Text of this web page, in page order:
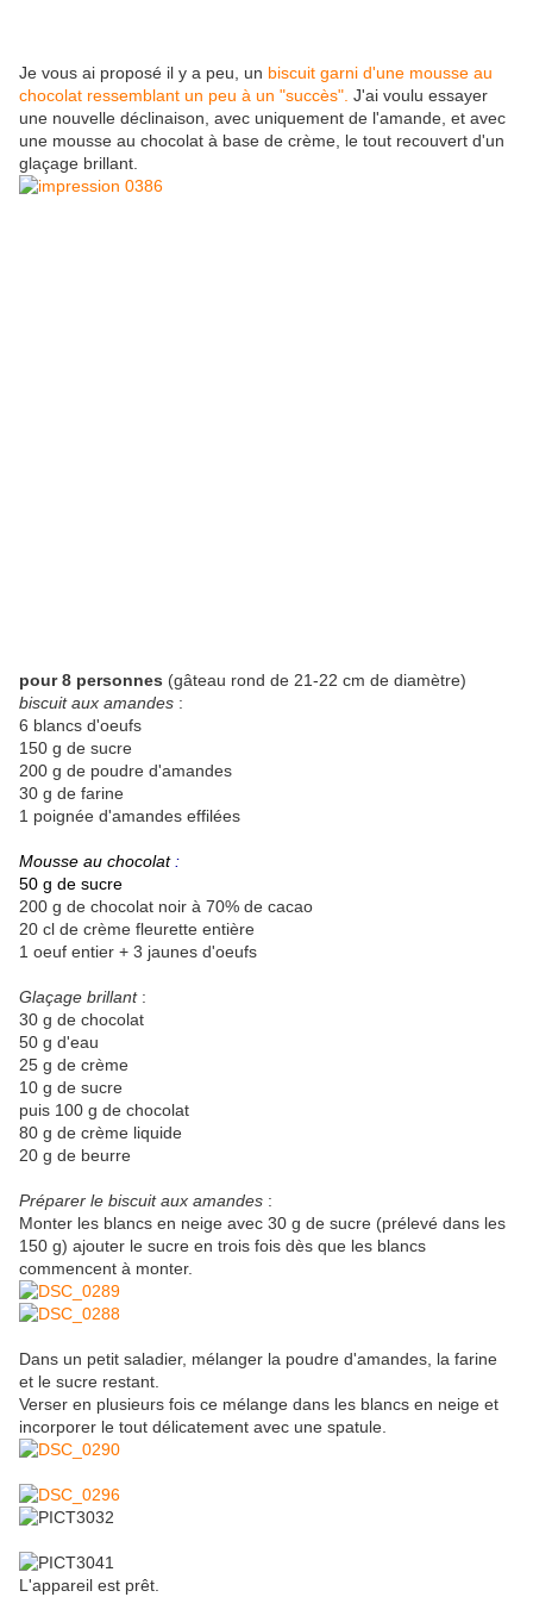
Je vous ai proposé il y a peu, un biscuit garni d'une mousse au
chocolat ressemblant un peu à un "succès". J'ai voulu essayer
une nouvelle déclinaison, avec uniquement de l'amande, et avec
une mousse au chocolat à base de crème, le tout recouvert d'un
glaçage brillant.
pour 8 personnes (gâteau rond de 21-22 cm de diamètre)
biscuit aux amandes :
6 blancs d'oeufs
150 g de sucre
200 g de poudre d'amandes
30 g de farine
1 poignée d'amandes effilées
Mousse au chocolat:
50 g de sucre
200 g de chocolat noir à 70% de cacao
20 cl de crème fleurette entière
1 oeuf entier + 3 jaunes d'oeufs
Glaçage brillant:
30 g de chocolat
50 g d'eau
25 g de crème
10 g de sucre
puis 100 g de chocolat
80 g de crème liquide
20 g de beurre
Préparer le biscuit aux amandes :
Monter les blancs en neige avec 30 g de sucre (prélevé dans les
150 g) ajouter le sucre en trois fois dès que les blancs
commencent à monter.
Dans un petit saladier, mélanger la poudre d'amandes, la farine
et le sucre restant.
Verser en plusieurs fois ce mélange dans les blancs en neige et
incorporer le tout délicatement avec une spatule.
L'appareil est prêt.